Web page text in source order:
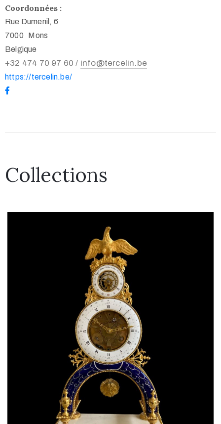
Coordonnées :
Rue Dumenil, 6
7000 Mons
Belgique
+32 474 70 97 60 / info@tercelin.be
https://tercelin.be/
Collections